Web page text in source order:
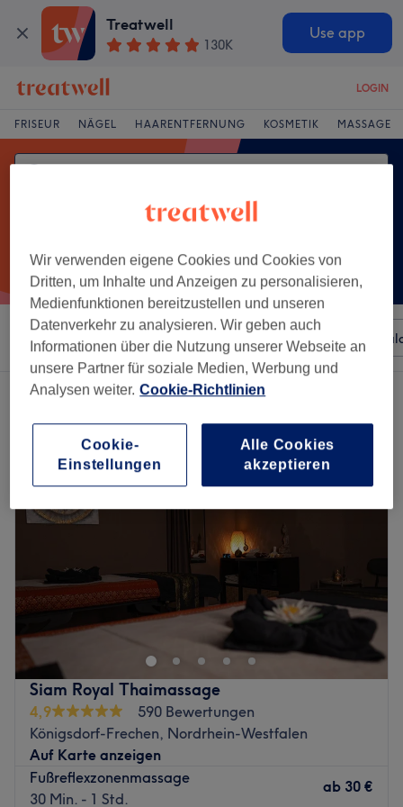
Treatwell
130K
Use app
LOGIN
FRISEUR NÄGEL HAARENTFERNUNG KOSMETIK MASSAGE
Sortieren nach Beliebiger Preis Besonderheiten
Ein Salon, der anbietet:
Siam Royal Thaimassage
4,9
590 Bewertungen
Königsdorf-Frechen, Nordrhein-Westfalen
Auf Karte anzeigen
Fußreflexzonenmassage
30 Min. - 1 Std.
ab 30 €
Wir verwenden eigene Cookies und Cookies von
Dritten, um Inhalte und Anzeigen zu personalisieren,
Medienfunktionen bereitzustellen und unseren
Datenverkehr zu analysieren. Wir geben auch
Informationen über die Nutzung unserer Webseite an
unsere Partner für soziale Medien, Werbung und
Analysen weiter. Cookie-Richtlinien
Cookie-
Einstellungen
Alle Cookies
akzeptieren